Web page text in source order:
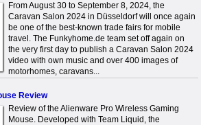
From August 30 to September 8, 2024, the
Caravan Salon 2024 in Düsseldorf will once again
be one of the best-known trade fairs for mobile
travel. The Funkyhome.de team set off again on
the very first day to publish a Caravan Salon 2024
video with own music and over 400 images of
motorhomes, caravans...
Review
Review of the Alienware Pro Wireless Gaming
Mouse. Developed with Team Liquid, the